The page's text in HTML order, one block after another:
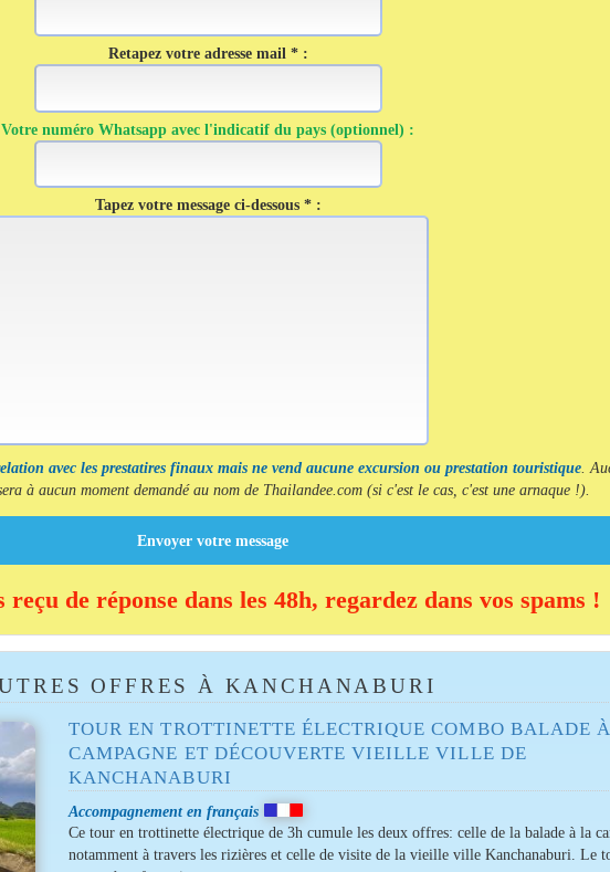
Retapez votre adresse mail * :
Votre numéro Whatsapp avec l'indicatif du pays (optionnel) :
Tapez votre message ci-dessous * :
avec les prestatires finaux mais ne vend aucune excursion ou prestation touristique .
à aucun moment demandé au nom de Thailandee.com (si c'est le cas, c'est une arnaque !).
Envoyer votre message
reçu de réponse dans les 48h, regardez dans vos spams !
OFFRES À KANCHANABURI
TOUR EN TROTTINETTE ÉLECTRIQUE COMBO BALADE
CAMPAGNE ET DÉCOUVERTE VIEILLE VILLE DE
KANCHANABURI
Accompagnement en français
Ce tour en trottinette électrique de 3h cumule les deux offres: celle de la balade à la
notamment à travers les rizières et celle de visite de la vieille ville Kanchanaburi. Le